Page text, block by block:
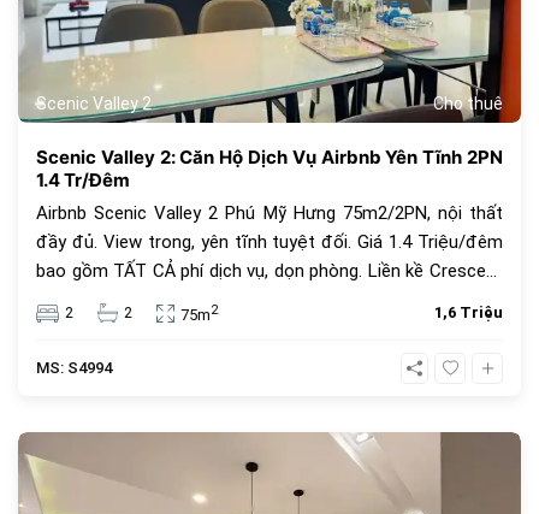
Scenic Valley 2 Cho thuê
Scenic Valley 2: Căn Hộ Dịch Vụ Airbnb Yên Tĩnh 2PN
1.4 Tr/Đêm
Airbnb Scenic Valley 2 Phú Mỹ Hưng 75m2/2PN, nội thất
đầy đủ. View trong, yên tĩnh tuyệt đối. Giá 1.4 Triệu/đêm
bao gồm TẤT CẢ phí dịch vụ, dọn phòng. Liền kề Crescent
Mall Quận 7.
2 2 75m2 1,6 Triệu
MS: S4994